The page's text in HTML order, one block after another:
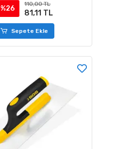
%26
110,00 TL
81,11 TL
Sepete Ekle